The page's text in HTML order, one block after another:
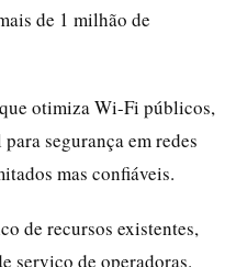
de 1 milhão de
otimiza Wi-Fi públicos,
segurança em redes
mas confiáveis.
de recursos existentes,
serviço de operadoras.